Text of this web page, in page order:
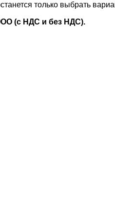
только выбрать
(с НДС и без НДС).